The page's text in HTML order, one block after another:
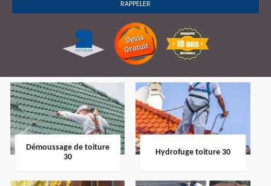
Démoussage de toiture
30
Hydrofuge toiture 30